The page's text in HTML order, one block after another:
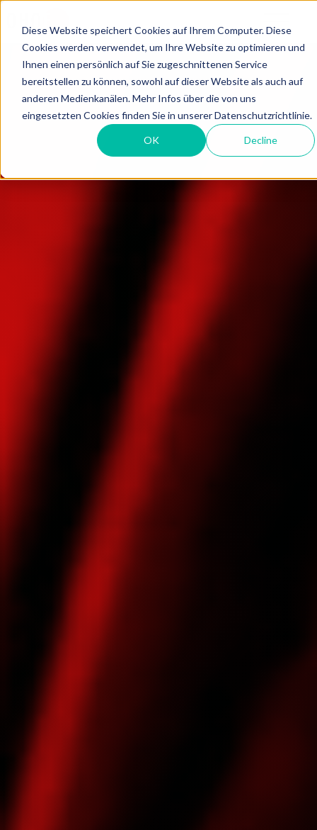
Diese Website speichert Cookies auf Ihrem Computer. Diese
Cookies werden verwendet, um Ihre Website zu optimieren und
Ihnen einen persönlich auf Sie zugeschnittenen Service
bereitstellen zu können, sowohl auf dieser Website als auch auf
anderen Medienkanälen. Mehr Infos über die von uns
eingesetzten Cookies finden Sie in unserer Datenschutzrichtlinie.
OK Decline